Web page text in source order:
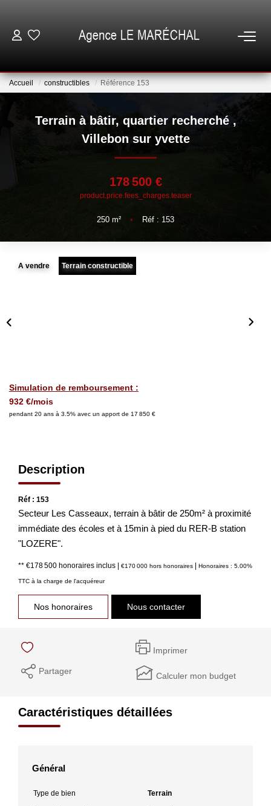
NOTRE AGENCE
ESPACE CLIENT
CONTACT
Accueil constructibles Référence 153
Terrain à bâtir, quartier recherché,
Villebon sur yvette
178 500 €
product.price.fees_charges.teaser
250 m² • Réf : 153
A vendre Terrain constructible
Simulation de remboursement :
932 €/mois
pendant 20 ans à 3.5% avec un apport de 17 850 €
Description
Réf : 153
Secteur Les Casseaux, terrain à bâtir de 250m² à proximité
immédiate des écoles et à 15min à pied du RER-B station
"LOZERE".
** €178 500 honoraires inclus | €170 000 hors honoraires | Honoraires : 5.00%
TTC à la charge de l'acquéreur
Nos honoraires Nous contacter
Imprimer
Partager Calculer mon budget
Caractéristiques détaillées
Général
Type de bien Terrain